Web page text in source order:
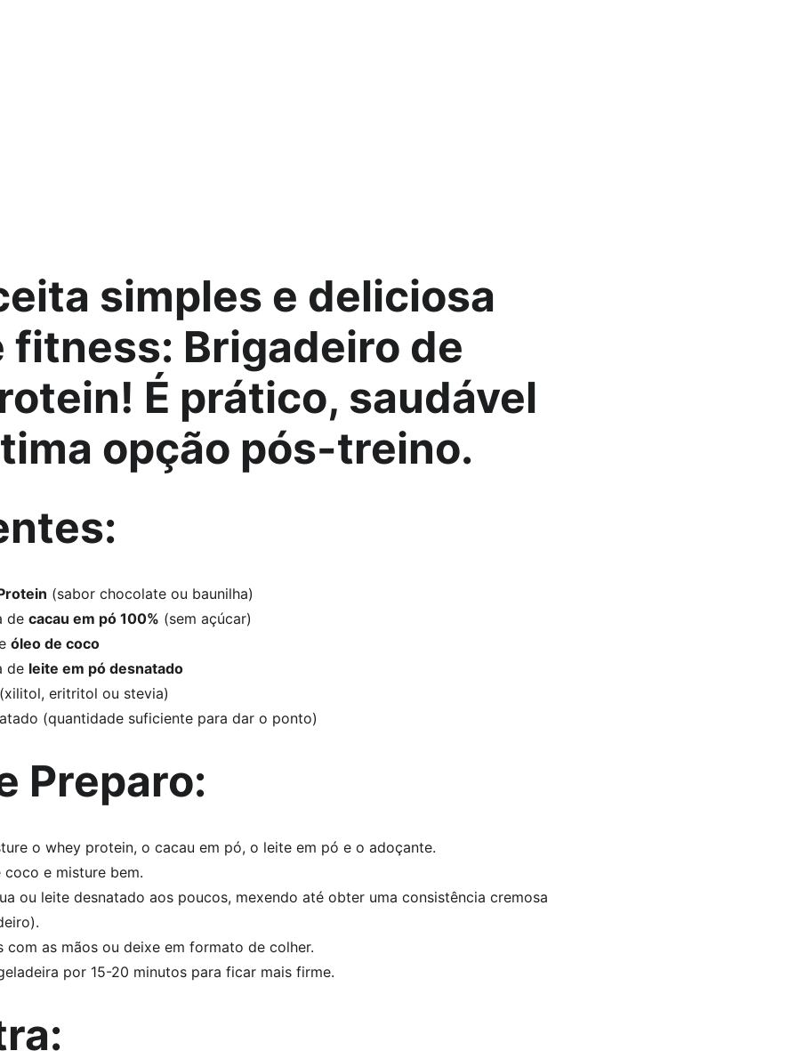
simples e deliciosa
fitness: Brigadeiro de
! É prático, saudável
opção pós-treino.
:
(sabor chocolate ou baunilha)
de cacau em pó 100% (sem açúcar)
óleo de coco
de leite em pó desnatado
eritritol ou stevia)
(quantidade suficiente para dar o ponto)
Preparo:
o whey protein, o cacau em pó, o leite em pó e o adoçante.
e misture bem.
ou leite desnatado aos poucos, mexendo até obter uma consistência cremosa
com as mãos ou deixe em formato de colher.
por 15-20 minutos para ficar mais firme.
: